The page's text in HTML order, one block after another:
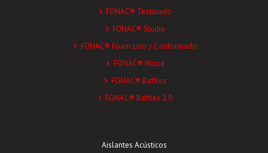
FONAC® Texturado
FONAC® Studio
FONAC® Foam Liso y Conformado
FONAC® Wood
FONAC® Baffles
FONAC® Baffles 2.0
Aislantes Acústicos